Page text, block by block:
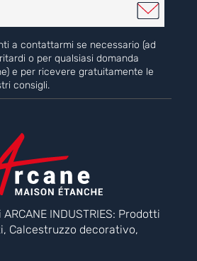
a contattarmi se necessario (ad
o per qualsiasi domanda
e per ricevere gratuitamente le
consigli.
INDUSTRIES: Prodotti
Calcestruzzo decorativo,